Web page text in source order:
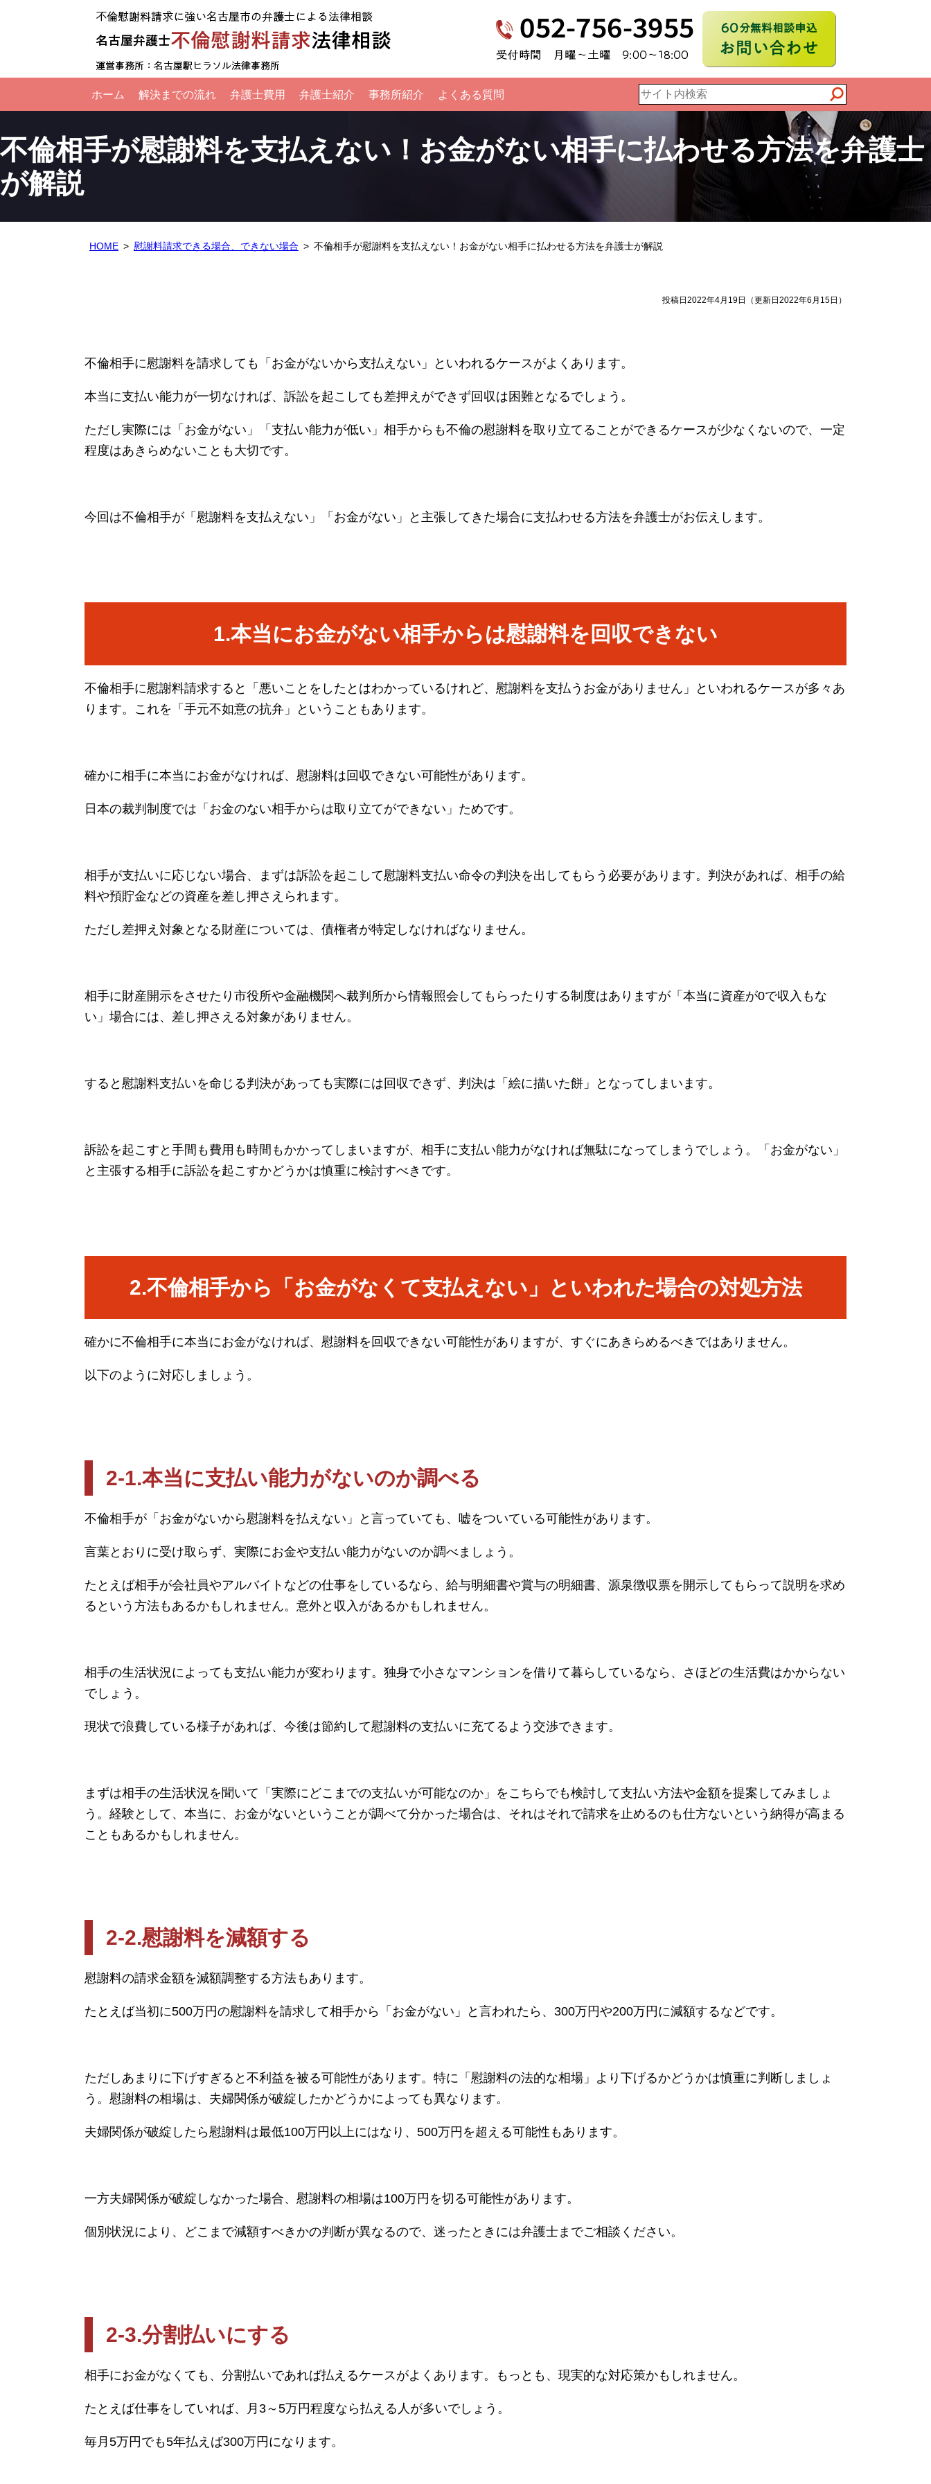
ホーム 解決までの流れ 弁護士費用 弁護士紹介 事務所紹介 よくある質問
不倫相手が慰謝料を支払えない！お金がない相手に払わせる方法を弁護士
が解説
HOME 慰謝料請求できる場合、できない場合 不倫相手が慰謝料を支払えない！お金がない相手に払わせる方法を弁護士が解説
投稿日2022年4月19日 （更新日2022年6月15日）
不倫相手に慰謝料を請求しても「お金がないから支払えない」といわれるケースがよくあります。
本当に支払い能力が一切なければ、訴訟を起こしても差押えができず回収は困難となるでしょう。
ただし実際には「お金がない」「支払い能力が低い」相手からも不倫の慰謝料を取り立てることができるケースが少なくないので、一定
程度はあきらめないことも大切です。
今回は不倫相手が「慰謝料を支払えない」「お金がない」と主張してきた場合に支払わせる方法を弁護士がお伝えします。
1.本当にお金がない相手からは慰謝料を回収できない
不倫相手に慰謝料請求すると「悪いことをしたとはわかっているけれど、慰謝料を支払うお金がありません」といわれるケースが多々あ
ります。これを「手元不如意の抗弁」ということもあります。
確かに相手に本当にお金がなければ、慰謝料は回収できない可能性があります。
日本の裁判制度では「お金のない相手からは取り立てができない」ためです。
相手が支払いに応じない場合、まずは訴訟を起こして慰謝料支払い命令の判決を出してもらう必要があります。判決があれば、相手の給
料や預貯金などの資産を差し押さえられます。
ただし差押え対象となる財産については、債権者が特定しなければなりません。
相手に財産開示をさせたり市役所や金融機関へ裁判所から情報照会してもらったりする制度はありますが「本当に資産が0で収入もな
い」場合には、差し押さえる対象がありません。
すると慰謝料支払いを命じる判決があっても実際には回収できず、判決は「絵に描いた餅」となってしまいます。
訴訟を起こすと手間も費用も時間もかかってしまいますが、相手に支払い能力がなければ無駄になってしまうでしょう。「お金がない」
と主張する相手に訴訟を起こすかどうかは慎重に検討すべきです。
2.不倫相手から「お金がなくて支払えない」といわれた場合の対処方法
確かに不倫相手に本当にお金がなければ、慰謝料を回収できない可能性がありますが、すぐにあきらめるべきではありません。
以下のように対応しましょう。
2-1.本当に支払い能力がないのか調べる
不倫相手が「お金がないから慰謝料を払えない」と言っていても、嘘をついている可能性があります。
言葉とおりに受け取らず、実際にお金や支払い能力がないのか調べましょう。
たとえば相手が会社員やアルバイトなどの仕事をしているなら、給与明細書や賞与の明細書、源泉徴収票を開示してもらって説明を求め
るという方法もあるかもしれません。意外と収入があるかもしれません。
相手の生活状況によっても支払い能力が変わります。独身で小さなマンションを借りて暮らしているなら、さほどの生活費はかからない
でしょう。
現状で浪費している様子があれば、今後は節約して慰謝料の支払いに充てるよう交渉できます。
まずは相手の生活状況を聞いて「実際にどこまでの支払いが可能なのか」をこちらでも検討して支払い方法や金額を提案してみましょ
う。経験として、本当に、お金がないということが調べて分かった場合は、それはそれで請求を止めるのも仕方ないという納得が高まる
こともあるかもしれません。
2-2.慰謝料を減額する
慰謝料の請求金額を減額調整する方法もあります。
たとえば当初に500万円の慰謝料を請求して相手から「お金がない」と言われたら、 300万円や200万円に減額するなどです。
ただしあまりに下げすぎると不利益を被る可能性があります。特に「慰謝料の法的な相場」より下げるかどうかは慎重に判断しましょ
う。慰謝料の相場は、夫婦関係が破綻したかどうかによっても異なります。
夫婦関係が破綻したら慰謝料は最低100万円以上にはなり、 500万円を超える可能性もあります。
一方夫婦関係が破綻しなかった場合、慰謝料の相場は100万円を切る可能性があります。
個別状況により、どこまで減額すべきかの判断が異なるので、迷ったときには弁護士までご相談ください。
2-3.分割払いにする
相手にお金がなくても、分割払いであれば払えるケースがよくあります。もっとも、現実的な対応策かもしれません。
たとえば仕事をしていれば、月 3～ 5万円程度なら払える人が多いでしょう。
毎月 5万円でも5年払えば300万円になります。